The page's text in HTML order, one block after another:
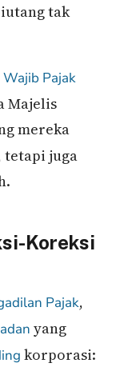
tak
Wajib Pajak
Majelis
mereka
tetapi juga
Koreksi
Pajak,
yang
korporasi: